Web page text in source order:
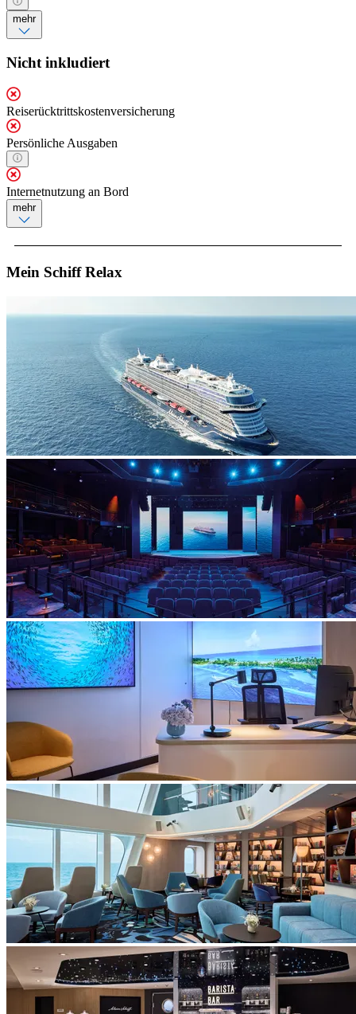
mehr
Nicht inkludiert
Reiserücktrittskostenversicherung
Persönliche Ausgaben
Internetnutzung an Bord
mehr
Mein Schiff Relax